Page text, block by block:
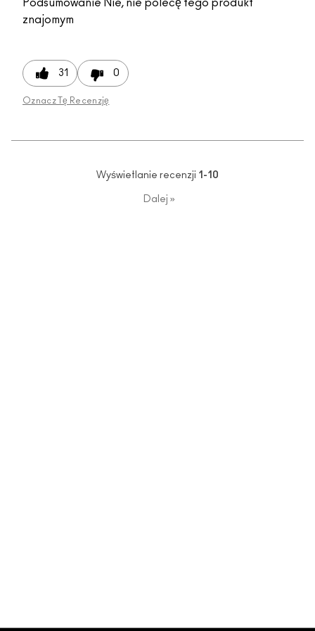
Podsumowanie Nie, nie polecę tego produkt
znajomym
31 0
Oznacz Tę Recenzję
Wyświetlanie recenzji 1-10
Dalej »